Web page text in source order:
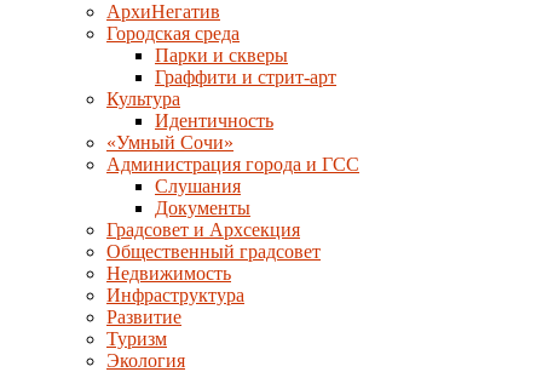
АрхиНегатив
Городская среда
Парки и скверы
Граффити и стрит-арт
Культура
Идентичность
«Умный Сочи»
Администрация города и ГСС
Слушания
Документы
Градсовет и Архсекция
Общественный градсовет
Недвижимость
Инфраструктура
Развитие
Туризм
Экология